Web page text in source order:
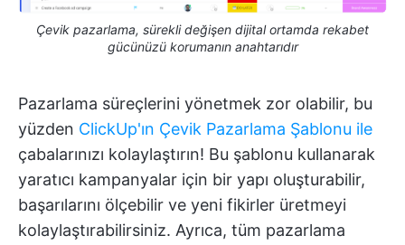
Çevik pazarlama, sürekli değişen dijital ortamda rekabet
gücünüzü korumanın anahtarıdır
Pazarlama süreçlerini yönetmek zor olabilir, bu
yüzden ClickUp'ın Çevik Pazarlama Şablonu ile
çabalarınızı kolaylaştırın! Bu şablonu kullanarak
yaratıcı kampanyalar için bir yapı oluşturabilir,
başarılarını ölçebilir ve yeni fikirler üretmeyi
kolaylaştırabilirsiniz. Ayrıca, tüm pazarlama